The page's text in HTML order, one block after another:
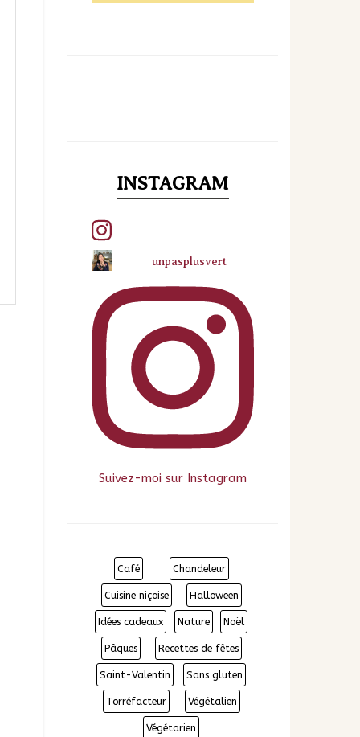
INSTAGRAM
unpasplusvert
Suivez-moi sur Instagram
Café Chandeleur
Cuisine niçoise Halloween
Idées cadeaux Nature Noël
Pâques Recettes de fêtes
Saint-Valentin Sans gluten
Torréfacteur Végétalien
Végétarien